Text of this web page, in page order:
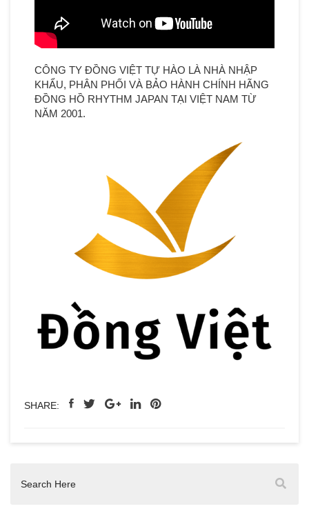
CÔNG TY ĐỒNG VIỆT TỰ HÀO LÀ NHÀ NHẬP
KHẨU, PHÂN PHỐI VÀ BẢO HÀNH CHÍNH HÃNG
ĐỒNG HỒ RHYTHM JAPAN TẠI VIỆT NAM TỪ
NĂM 2001.
SHARE: